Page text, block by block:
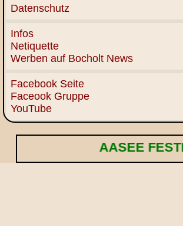
Datenschutz
Infos
Netiquette
Werben auf Bocholt News
Facebook Seite
Faceook Gruppe
YouTube
AASEE